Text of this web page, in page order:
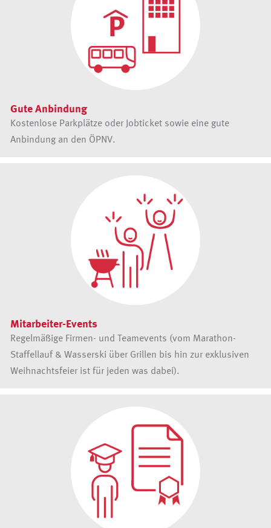
Gute Anbindung
Kostenlose Parkplätze oder Jobticket sowie eine gute
Anbindung an den ÖPNV.
Mitarbeiter-Events
Regelmäßige Firmen- und Teamevents (vom Marathon-
Staffellauf & Wasserski über Grillen bis hin zur exklusiven
Weihnachtsfeier ist für jeden was dabei).